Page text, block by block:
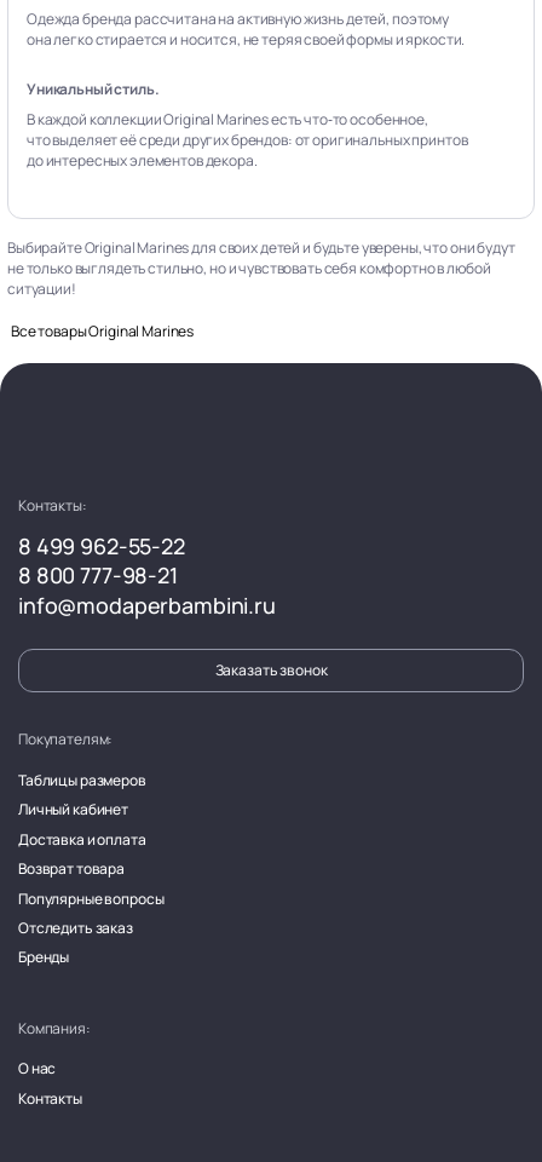
Одежда бренда рассчитана на активную жизнь детей, поэтому
она легко стирается и носится, не теряя своей формы и яркости.
Уникальный стиль.
В каждой коллекции Original Marines есть что‑то особенное,
что выделяет её среди других брендов: от оригинальных принтов
до интересных элементов декора.
Выбирайте Original Marines для своих детей и будьте уверены, что они будут
не только выглядеть стильно, но и чувствовать себя комфортно в любой
ситуации!
Все товары Original Marines
Контакты:
8 499 962-55-22
8 800 777-98-21
info@modaperbambini.ru
Заказать звонок
Покупателям:
Таблицы размеров
Личный кабинет
Доставка и оплата
Возврат товара
Популярные вопросы
Отследить заказ
Бренды
Компания:
О нас
Контакты